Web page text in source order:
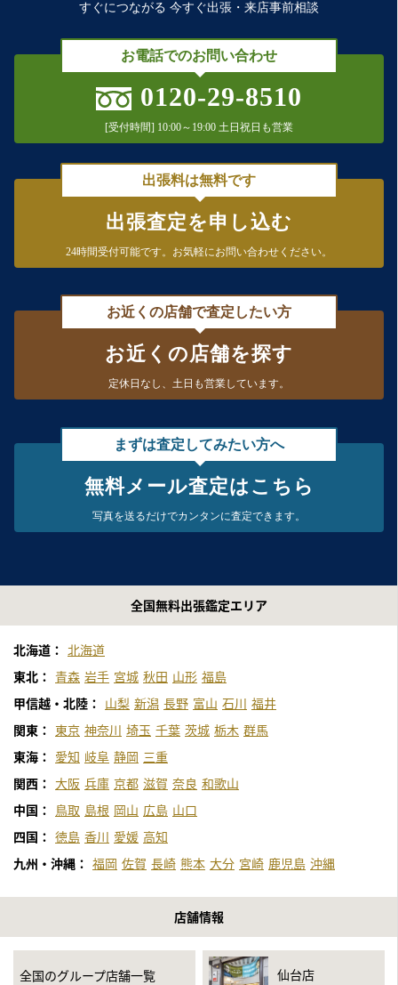
すぐにつながる 今すぐ出張・来店事前相談
お電話でのお問い合わせ
0120-29-8510
[受付時間] 10:00～19:00 土日祝日も営業
出張料は無料です
出張査定を申し込む
24時間受付可能です。 お気軽にお問い合わせください。
お近くの店舗で査定したい方
お近くの店舗を探す
定休日なし、 土日も営業しています。
まずは査定してみたい方へ
無料メール査定はこちら
写真を送るだけでカンタンに査定できます。
全国無料出張鑑定エリア
北海道： 北海道
東北： 青森 岩手 宮城 秋田 山形 福島
甲信越・北陸：
山梨 新潟 長野 富山 石川 福井
関東：
東京 神奈川 埼玉 千葉 茨城 栃木 群馬
東海：
愛知 岐阜 静岡 三重
関西： 大阪 兵庫 京都 滋賀 奈良 和歌山
中国：
鳥取 島根 岡山 広島 山口
四国： 徳島 香川 愛媛 高知
九州・沖縄： 福岡 佐賀 長崎 熊本 大分 宮崎 鹿児島 沖縄
店舗情報
全国のグループ店舗一覧 仙台店